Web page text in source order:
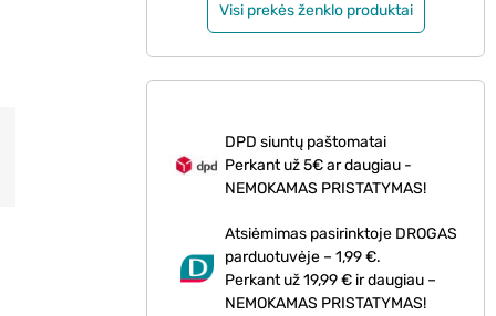
Visi prekės ženklo produktai
DPD siuntų paštomatai
Perkant už 5€ ar daugiau -
NEMOKAMAS PRISTATYMAS!
Atsiėmimas pasirinktoje DROGAS
parduotuvėje – 1,99 €.
Perkant už 19,99 € ir daugiau –
NEMOKAMAS PRISTATYMAS!